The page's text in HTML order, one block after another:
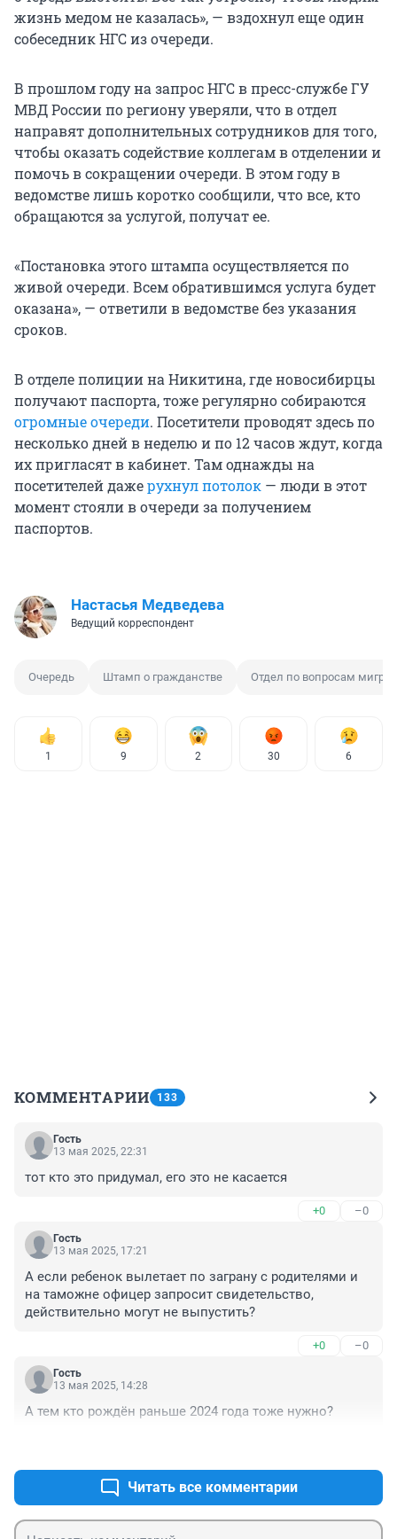
жизнь медом не казалась», — вздохнул еще один
собеседник НГС из очереди.
В прошлом году на запрос НГС в пресс-службе ГУ
МВД России по региону уверяли, что в отдел
направят дополнительных сотрудников для того,
чтобы оказать содействие коллегам в отделении и
помочь в сокращении очереди. В этом году в
ведомстве лишь коротко сообщили, что все, кто
обращаются за услугой, получат ее.
«Постановка этого штампа осуществляется по
живой очереди. Всем обратившимся услуга будет
оказана», — ответили в ведомстве без указания
сроков.
В отделе полиции на Никитина, где новосибирцы
получают паспорта, тоже регулярно собираются
огромные очереди. Посетители проводят здесь по
несколько дней в неделю и по 12 часов ждут, когда
их пригласят в кабинет. Там однажды на
посетителей дажерухнул потолок — люди в этот
момент стояли в очереди за получением
паспортов.
Настасья Медведева
Ведущий корреспондент
Очередь Штамп о гражданстве Отдел по вопросам
1 9 2 30 6
КОММЕНТАРИИ 133
Гость
13 мая 2025, 22:31
тот кто это придумал, его это не касается
+0 –0
Гость
13 мая 2025, 17:21
А если ребенок вылетает по заграну с родителями и
на таможне офицер запросит свидетельство,
действительно могут не выпустить?
+0 –0
Гость
13 мая 2025, 14:28
А тем кто рождён раньше 2024 года тоже нужно?
Читать все комментарии